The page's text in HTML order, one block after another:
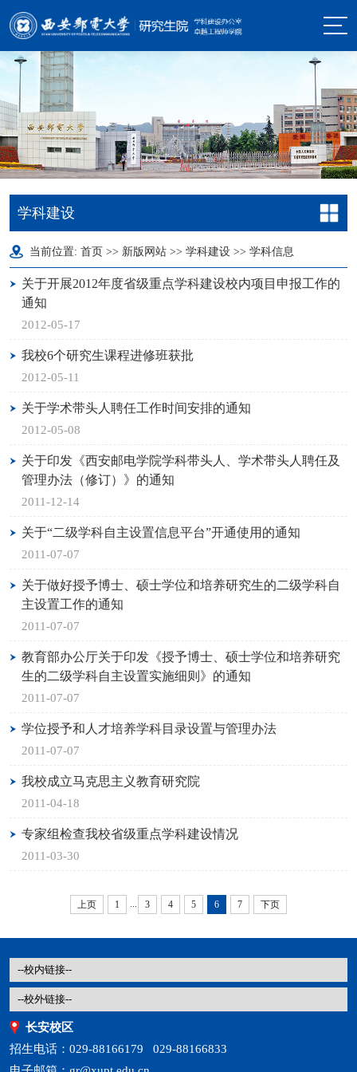
学科建设
当前位置: 首页 >> 新版网站 >> 学科建设 >> 学科信息
关于开展2012年度省级重点学科建设校内项目申报工作的
通知
2012-05-17
我校6个研究生课程进修班获批
2012-05-11
关于学术带头人聘任工作时间安排的通知
2012-05-08
关于印发《西安邮电学院学科带头人、学术带头人聘任及
管理办法（修订）》的通知
2011-12-14
关于“二级学科自主设置信息平台”开通使用的通知
2011-07-07
关于做好授予博士、硕士学位和培养研究生的二级学科自
主设置工作的通知
2011-07-07
教育部办公厅关于印发《授予博士、硕士学位和培养研究
生的二级学科自主设置实施细则》的通知
2011-07-07
学位授予和人才培养学科目录设置与管理办法
2011-07-07
我校成立马克思主义教育研究院
2011-04-18
专家组检查我校省级重点学科建设情况
2011-03-30
上页 1 3 4 5 6 7 下页
长安校区
招生电话：029-88166179 029-88166833